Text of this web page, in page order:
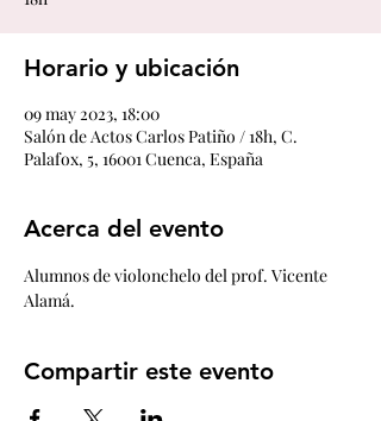
Horario y ubicación
09 may 2023, 18:00
Salón de Actos Carlos Patiño / 18h, C.
Palafox, 5, 16001 Cuenca, España
Acerca del evento
Alumnos de violonchelo del prof. Vicente
Alamá.
Compartir este evento